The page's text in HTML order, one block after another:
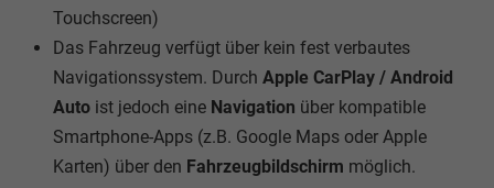
Touchscreen)
Das Fahrzeug verfügt über kein fest verbautes
Navigationssystem. Durch Apple CarPlay / Android
Auto ist jedoch eine Navigation über kompatible
Smartphone-Apps (z.B. Google Maps oder Apple
Karten) über den Fahrzeugbildschirm möglich.